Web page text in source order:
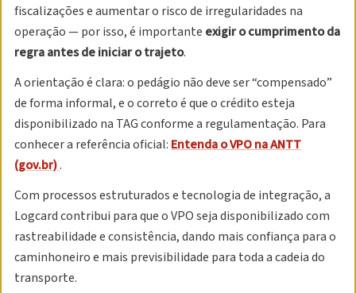
fiscalizações e aumentar o risco de irregularidades na
operação — por isso, é importante exigir o cumprimento da
regra antes de iniciar o trajeto.
A orientação é clara: o pedágio não deve ser “compensado”
de forma informal, e o correto é que o crédito esteja
disponibilizado na TAG conforme a regulamentação. Para
conhecer a referência oficial: Entenda o VPO na ANTT
(gov.br).
Com processos estruturados e tecnologia de integração, a
Logcard contribui para que o VPO seja disponibilizado com
rastreabilidade e consistência, dando mais confiança para o
caminhoneiro e mais previsibilidade para toda a cadeia do
transporte.